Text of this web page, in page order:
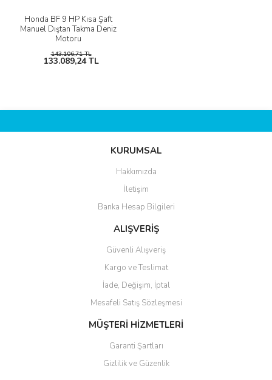
Honda BF 9 HP Kısa Şaft
Manuel Dıştan Takma Deniz
Motoru
143.106,71 TL
133.089,24 TL
KURUMSAL
Hakkımızda
İletişim
Banka Hesap Bilgileri
ALIŞVERİŞ
Güvenli Alışveriş
Kargo ve Teslimat
İade, Değişim, İptal
Mesafeli Satış Sözleşmesi
MÜŞTERİ HİZMETLERİ
Garanti Şartları
Gizlilik ve Güzenlik